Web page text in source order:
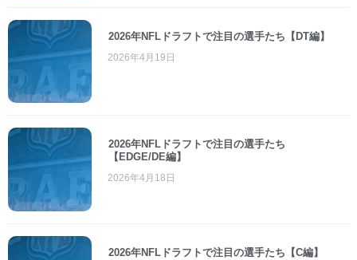
2026年NFLドラフトで注目の選手たち【DT編】
2026年4月19日
2026年NFLドラフトで注目の選手たち
【EDGE/DE編】
2026年4月18日
2026年NFLドラフトで注目の選手たち【C編】